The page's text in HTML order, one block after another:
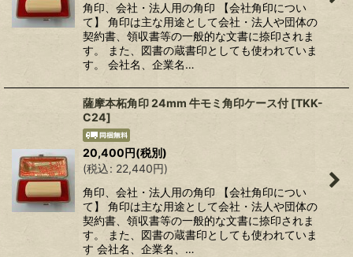
角印、会社・法人用の角印 【会社角印につい
て】 角印は主な用途として会社・法人や団体の
契約書、領収書等の一般的な文書に捺印されま
す。 また、図書の蔵書印としても使われていま
す。 会社名、企業名…
薩摩本柘角印 24mm 牛モミ角印ケース付 [TKK-
C24]
20,400円(税別)
(税込: 22,440円)
角印、会社・法人用の角印 【会社角印につい
て】 角印は主な用途として会社・法人や団体の
契約書、領収書等の一般的な文書に捺印されま
す。 また、図書の蔵書印としても使われていま
す 会社名、企業名、…